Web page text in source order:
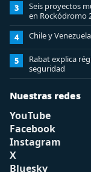
3
Seis proyectos
en Rockódromo
4 Chile y
5
Rabat explica
seguridad
Nuestras redes
YouTube
Facebook
Instagram
X
Bluesky